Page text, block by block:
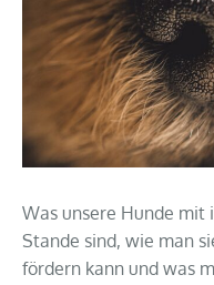
Was unsere Hunde mit
Stande sind, wie man
fördern kann und was